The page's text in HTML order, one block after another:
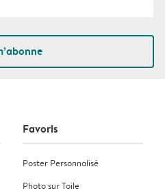
Favoris
Poster Personnalisé
Photo sur Toile